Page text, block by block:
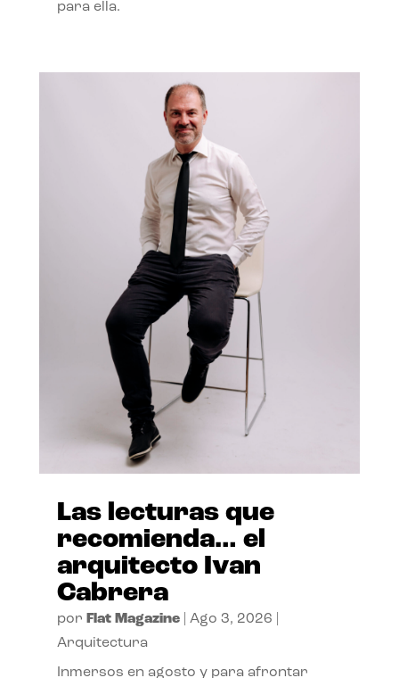
para ella.
Las lecturas que
recomienda… el
arquitecto Ivan
Cabrera
por Flat Magazine| Ago 3, 2026
Arquitectura
Inmersos en agosto y para afrontar